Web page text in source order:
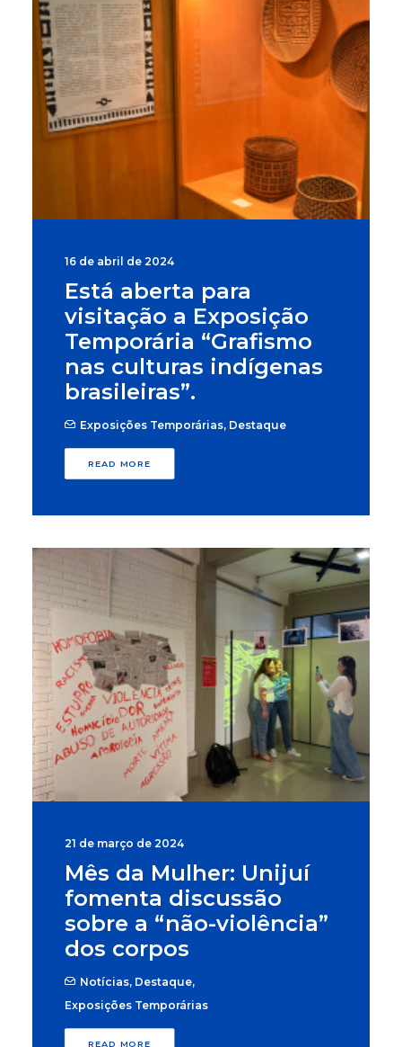
16 de abril de 2024
Está aberta para
visitação a Exposição
Temporária “Grafismo
nas culturas indígenas
brasileiras”.
Exposições Temporárias, Destaque
READ MORE
21 de março de 2024
Mês da Mulher: Unijuí
fomenta discussão
sobre a “não-violência”
dos corpos
Notícias, Destaque,
Exposições Temporárias
READ MORE